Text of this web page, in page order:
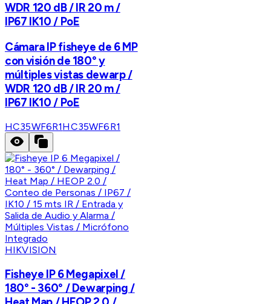
WDR 120 dB / IR 20 m /
IP67 IK10 / PoE
Cámara IP fisheye de 6 MP
con visión de 180° y
múltiples vistas dewarp /
WDR 120 dB / IR 20 m /
IP67 IK10 / PoE
HC35WF6R1HC35WF6R1
HIKVISION
Fisheye IP 6 Megapixel /
180° - 360° / Dewarping /